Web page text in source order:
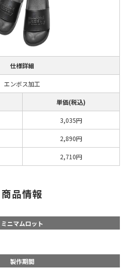
仕様詳細
エンボス加工
単価(税込)
3,035円
2,890円
2,710円
商品情報
ミニマムロット
製作期間